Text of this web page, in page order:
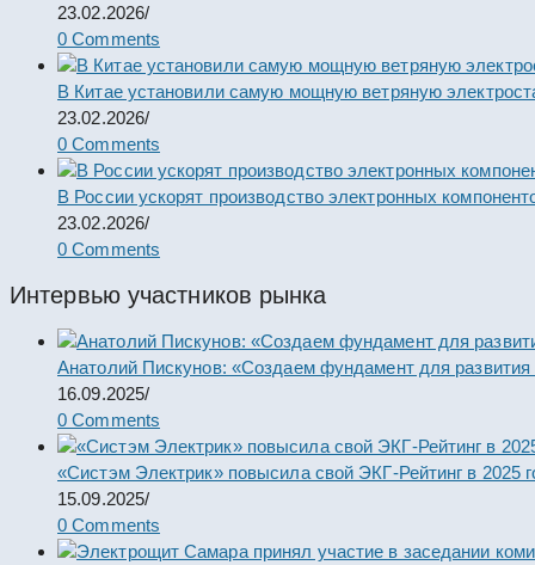
23.02.2026/
0 Comments
В Китае установили самую мощную ветряную
23.02.2026/
0 Comments
В России ускорят производство электронных
23.02.2026/
0 Comments
Интервью участников рынка
Анатолий Пискунов: «Создаем фундамент для развития
16.09.2025/
0 Comments
«Систэм Электрик» повысила свой ЭКГ-Рейтинг в 2025
15.09.2025/
0 Comments